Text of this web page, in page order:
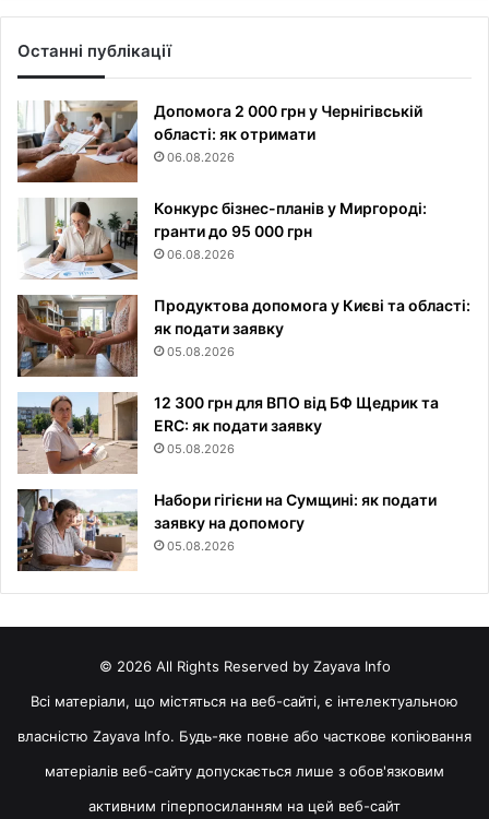
Останні публікації
Допомога 2 000 грн у Чернігівській
області: як отримати
06.08.2026
Конкурс бізнес-планів у Миргороді:
гранти до 95 000 грн
06.08.2026
Продуктова допомога у Києві та області:
як подати заявку
05.08.2026
12 300 грн для ВПО від БФ Щедрик та
ERC: як подати заявку
05.08.2026
Набори гігієни на Сумщині: як подати
заявку на допомогу
05.08.2026
© 2026 All Rights Reserved by Zayava Info
Всі матеріали, що містяться на веб-сайті, є інтелектуальною
власністю Zayava Info. Будь-яке повне або часткове копіювання
матеріалів веб-сайту допускається лише з обов'язковим
активним гіперпосиланням на цей веб-сайт